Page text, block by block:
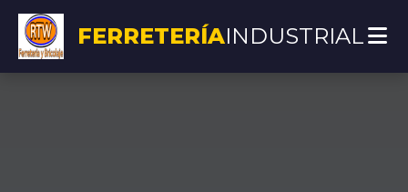
FERRETERÍAINDUSTRIAL